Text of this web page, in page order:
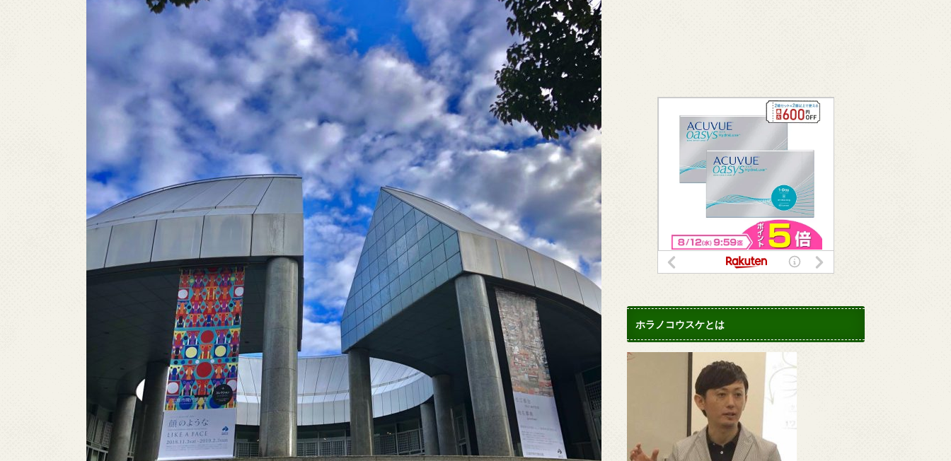
ホラノコウスケとは